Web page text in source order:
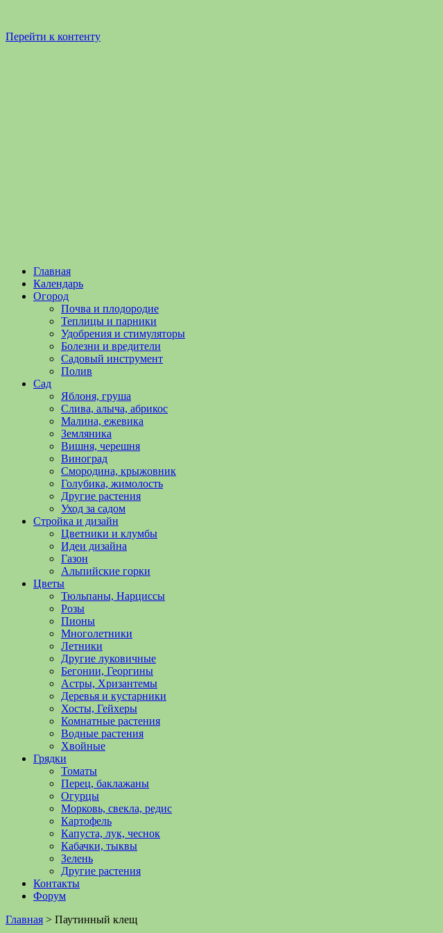
Перейти к контенту
Садоводство
Огородничество
Садоводство
огородничество
полезные
уходу
овощами,
растениями
Поможем
обустройстве
выращивании
Главная
Календарь
Огород
Почва и плодородие
Теплицы и парники
Удобрения и стимуляторы
Болезни и вредители
Садовый инструмент
Полив
Сад
Яблоня, груша
Слива, алыча, абрикос
Малина, ежевика
Земляника
Вишня, черешня
Виноград
Смородина, крыжовник
Голубика, жимолость
Другие растения
Уход за садом
Стройка и дизайн
Цветники и клумбы
Идеи дизайна
Газон
Альпийские горки
Цветы
Тюльпаны, Нарциссы
Розы
Пионы
Многолетники
Летники
Другие луковичные
Бегонии, Георгины
Астры, Хризантемы
Деревья и кустарники
Хосты, Гейхеры
Комнатные растения
Водные растения
Хвойные
Грядки
Томаты
Перец, баклажаны
Огурцы
Морковь, свекла, редис
Картофель
Капуста, лук, чеснок
Кабачки, тыквы
Зелень
Другие растения
Контакты
Форум
Главная > Паутинный клещ